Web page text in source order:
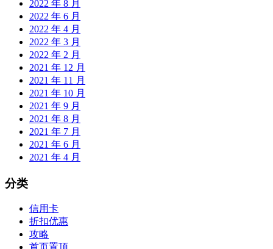
2022 年 8 月
2022 年 6 月
2022 年 4 月
2022 年 3 月
2022 年 2 月
2021 年 12 月
2021 年 11 月
2021 年 10 月
2021 年 9 月
2021 年 8 月
2021 年 7 月
2021 年 6 月
2021 年 4 月
分类
信用卡
折扣优惠
攻略